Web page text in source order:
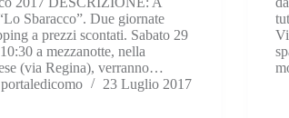
Sbaracco”. Due giornate
a prezzi scontati. Sabato 29
a mezzanotte, nella
(via Regina), verranno…
23 Luglio 2017